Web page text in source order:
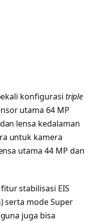
konfigurasi triple
utama 64 MP
lensa kedalaman
untuk kamera
utama 44 MP dan
stabilisasi EIS
serta mode Super
juga bisa